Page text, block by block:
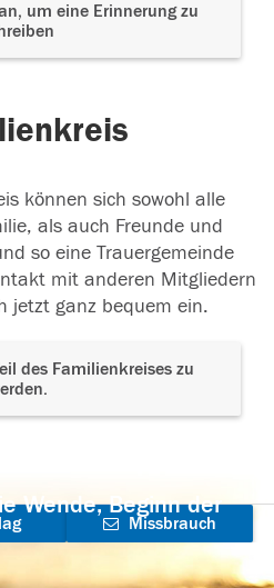
um eine Erinnerung zu
können sich sowohl alle
als auch Freunde und
so eine Trauergemeinde
mit anderen Mitgliedern
jetzt ganz bequem ein.
des Familienkreises zu
Wende, Beginn der
Missbrauch